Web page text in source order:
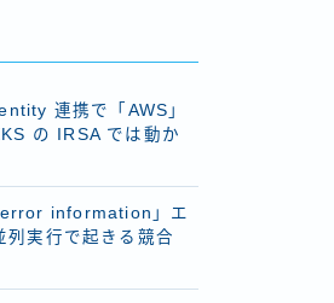
連携で「AWS」
の IRSA では動か
information」エ
実行で起きる競合